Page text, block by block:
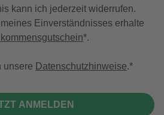
kann ich jederzeit widerrufen.
Einverständnisses erhalte
*.
unsere Datenschutzhinweise.
ANMELDEN